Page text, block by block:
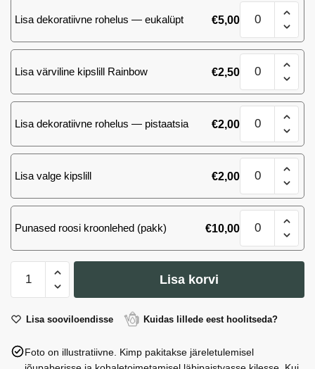
kogus
roosi
cm.
kogus
Lisa dekoratiivne rohelus — eukalüpt €5,00 101
mix
(Ecuador)
roosi
cm.
kogus
Lisa värviline kipslill Rainbow €2,50 101
mix
(Ecuador)
roosi
cm.
kogus
Lisa dekoratiivne rohelus — pistaatsia €2,00 101
mix
(Ecuador)
roosi
cm.
kogus
Lisa valge kipslill €2,00 101
mix
(Ecuador)
roosi
cm.
kogus
Punased roosi kroonlehed (pakk) €10,00 101
mix
(Ecuador)
cm.
kogus
101
(Ecuador)
60
Lisa korvi
Lisa sooviloendisse Kuidas lillede eest hoolitseda?
Foto on illustratiivne. Kimp pakitakse järeletulemisel